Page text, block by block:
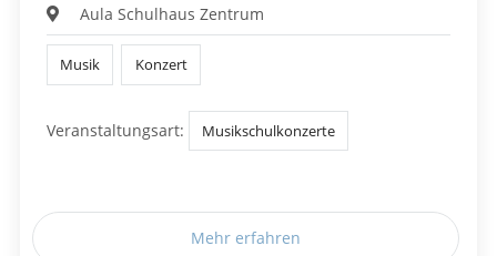
Aula Schulhaus Zentrum
Musik Konzert
Veranstaltungsart: Musikschulkonzerte
Mehr erfahren